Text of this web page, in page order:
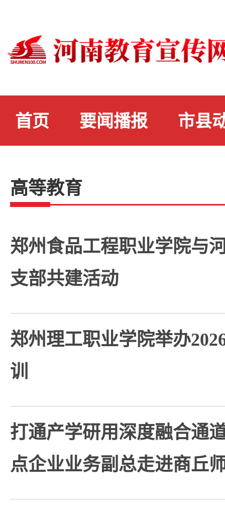
首页 要闻播报 市县
高等教育
郑州食品工程职业学院与
支部共建活动
郑州理工职业学院举办
训
打通产学研用深度融合通
点企业业务副总走进商丘